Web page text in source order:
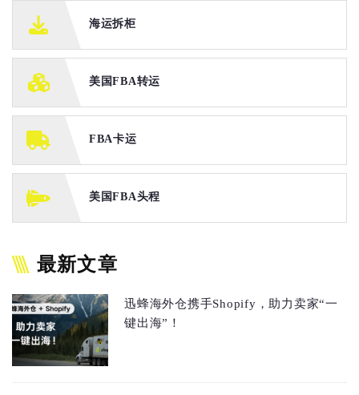
海运拆柜
美国FBA转运
FBA卡运
美国FBA头程
最新文章
迅蜂海外仓携手Shopify，助力卖家“一
键出海”！